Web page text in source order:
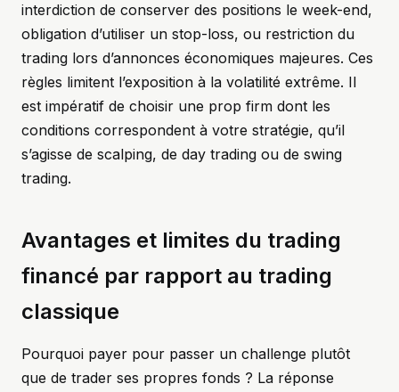
interdiction de conserver des positions le week-end,
obligation d’utiliser un stop-loss, ou restriction du
trading lors d’annonces économiques majeures. Ces
règles limitent l’exposition à la volatilité extrême. Il
est impératif de choisir une prop firm dont les
conditions correspondent à votre stratégie, qu’il
s’agisse de scalping, de day trading ou de swing
trading.
Avantages et limites du trading
financé par rapport au trading
classique
Pourquoi payer pour passer un challenge plutôt
que de trader ses propres fonds ? La réponse